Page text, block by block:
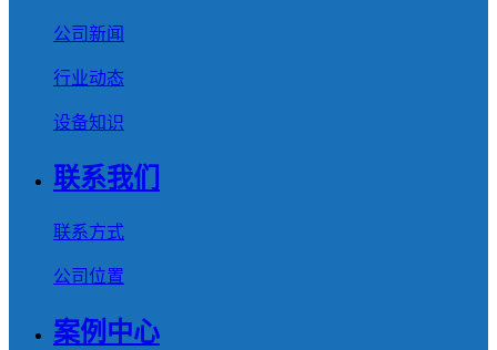
公司新闻
行业动态
设备知识
联系我们
联系方式
公司位置
案例中心